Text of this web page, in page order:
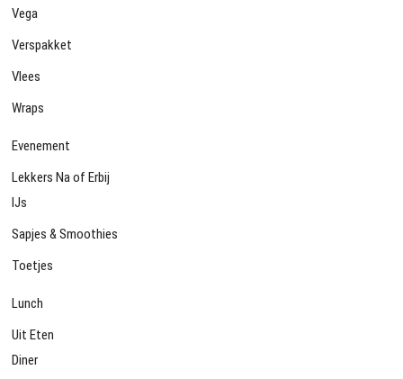
Vega
Verspakket
Vlees
Wraps
Evenement
Lekkers Na of Erbij
IJs
Sapjes & Smoothies
Toetjes
Lunch
Uit Eten
Diner